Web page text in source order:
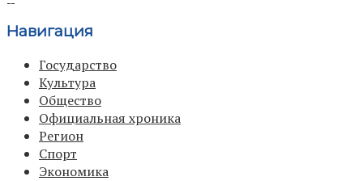
Навигация
Государство
Культура
Общество
Официальная хроника
Регион
Спорт
Экономика